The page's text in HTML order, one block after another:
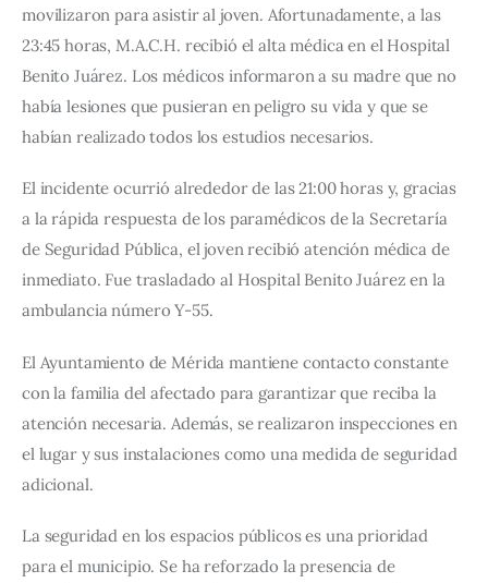
movilizaron para asistir al joven. Afortunadamente, a las
23:45 horas, M.A.C.H. recibió el alta médica en el Hospital
Benito Juárez. Los médicos informaron a su madre que no
había lesiones que pusieran en peligro su vida y que se
habían realizado todos los estudios necesarios.
El incidente ocurrió alrededor de las 21:00 horas y, gracias
a la rápida respuesta de los paramédicos de la Secretaría
de Seguridad Pública, el joven recibió atención médica de
inmediato. Fue trasladado al Hospital Benito Juárez en la
ambulancia número Y-55.
El Ayuntamiento de Mérida mantiene contacto constante
con la familia del afectado para garantizar que reciba la
atención necesaria. Además, se realizaron inspecciones en
el lugar y sus instalaciones como una medida de seguridad
adicional.
La seguridad en los espacios públicos es una prioridad
para el municipio. Se ha reforzado la presencia de